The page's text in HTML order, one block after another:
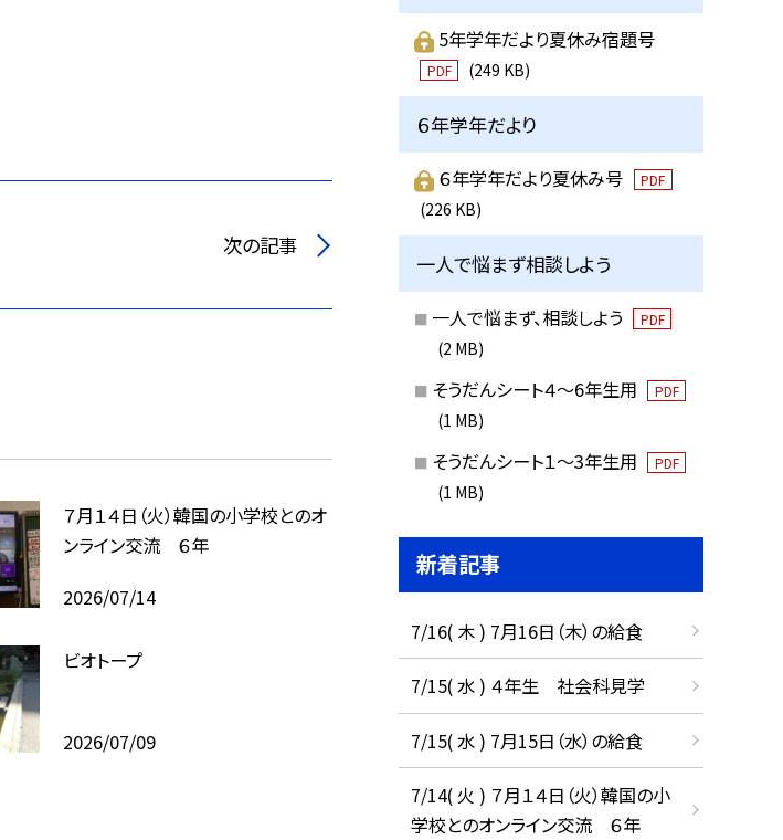
次の記事
７月１４日（火）韓国の小学校とのオ
ンライン交流 ６年
2026/07/14
ビオトープ
2026/07/09
5年学年だより夏休み宿題号
PDF (249 KB)
６年学年だより
６年学年だより夏休み号 PDF
(226 KB)
一人で悩まず相談しよう
一人で悩まず、相談しよう PDF
(2 MB)
そうだんシート４～6年生用 PDF
(1 MB)
そうだんシート１～3年生用 PDF
(1 MB)
新着記事
7/16( 木 ) 7月16日（木）の給食
7/15( 水 ) ４年生 社会科見学
7/15( 水 ) 7月15日（水）の給食
7/14( 火 ) ７月１４日（火）韓国の小
学校とのオンライン交流 ６年